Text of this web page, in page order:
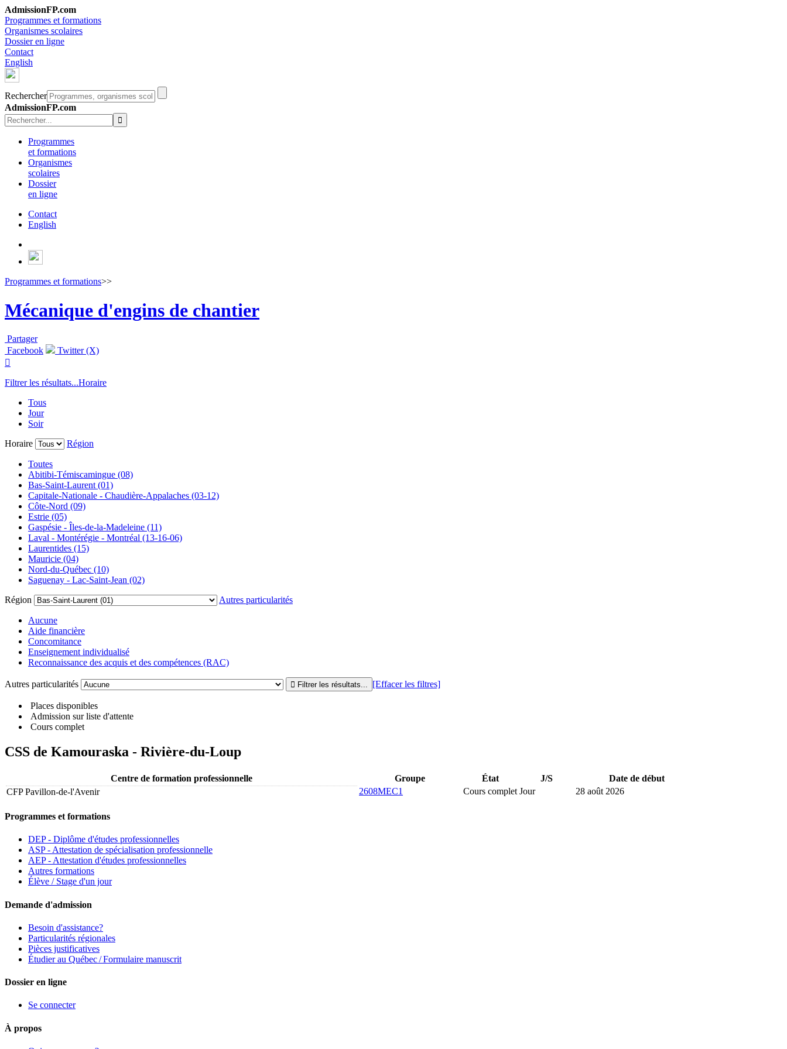
AdmissionFP.com
Programmes et formations
Organismes scolaires
Dossier en ligne
Contact
English
Rechercher
AdmissionFP.com
Programmes
et formations
Organismes
scolaires
Dossier
en ligne
Contact
English
Programmes et formations>>
Mécanique d'engins de chantier
Partager
Facebook
Twitter (X)

Filtrer les résultats...Horaire
Tous
Jour
Soir
Horaire
Région
Toutes
Abitibi-Témiscamingue (08)
Bas-Saint-Laurent (01)
Capitale-Nationale - Chaudière-Appalaches (03-12)
Côte-Nord (09)
Estrie (05)
Gaspésie - Îles-de-la-Madeleine (11)
Laval - Montérégie - Montréal (13-16-06)
Laurentides (15)
Mauricie (04)
Nord-du-Québec (10)
Saguenay - Lac-Saint-Jean (02)
Région
Autres particularités
Aucune
Aide financière
Concomitance
Enseignement individualisé
Reconnaissance des acquis et des compétences (RAC)
Autres particularités [Effacer les filtres]
Places disponibles
Admission sur liste d'attente
Cours complet
CSS de Kamouraska - Rivière-du-Loup
Centre de formation professionnelle Groupe État J/S
Date de début
CFP Pavillon-de-l'Avenir
2608MEC1 Cours complet Jour 28 août 2026
Programmes et formations
DEP - Diplôme d'études professionnelles
ASP - Attestation de spécialisation professionnelle
AEP - Attestation d'études professionnelles
Autres formations
Élève / Stage d'un jour
Demande d'admission
Besoin d'assistance?
Particularités régionales
Pièces justificatives
Étudier au Québec / Formulaire manuscrit
Dossier en ligne
Se connecter
À propos